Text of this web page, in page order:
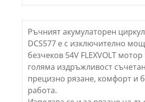
Ръчният акумулаторен
DCS577 е с изключително
безчеков 54V FLEXVOLT
голяма издръжливост
прецизно рязане, комфорт и
работа.